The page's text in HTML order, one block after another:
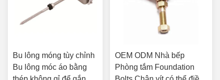
Bu lông móng tùy chỉnh
Bu lông móc áo bằng
OEM ODM Nhà bếp
Phòng tắm Foundation